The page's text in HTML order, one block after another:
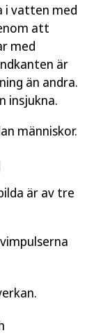
i vatten med
att
med
är
än andra.
insjukna.
människor.
är av tre